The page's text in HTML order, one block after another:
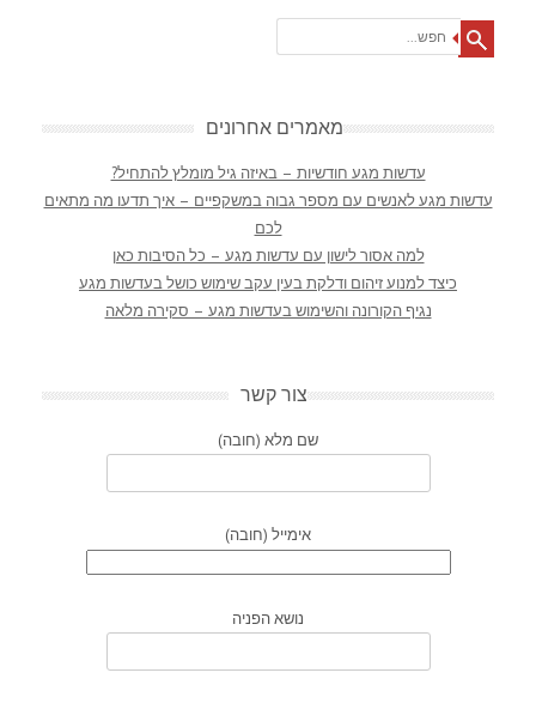
מאמרים אחרונים
עדשות מגע חודשיות – באיזה גיל מומלץ להתחיל?
עדשות מגע לאנשים עם מספר גבוה במשקפיים – איך תדעו מה מתאים
לכם
למה אסור לישון עם עדשות מגע – כל הסיבות כאן
כיצד למנוע זיהום ודלקת בעין עקב שימוש כושל בעדשות מגע
נגיף הקורונה והשימוש בעדשות מגע – סקירה מלאה
צור קשר
שם מלא (חובה)
אימייל (חובה)
נושא הפניה